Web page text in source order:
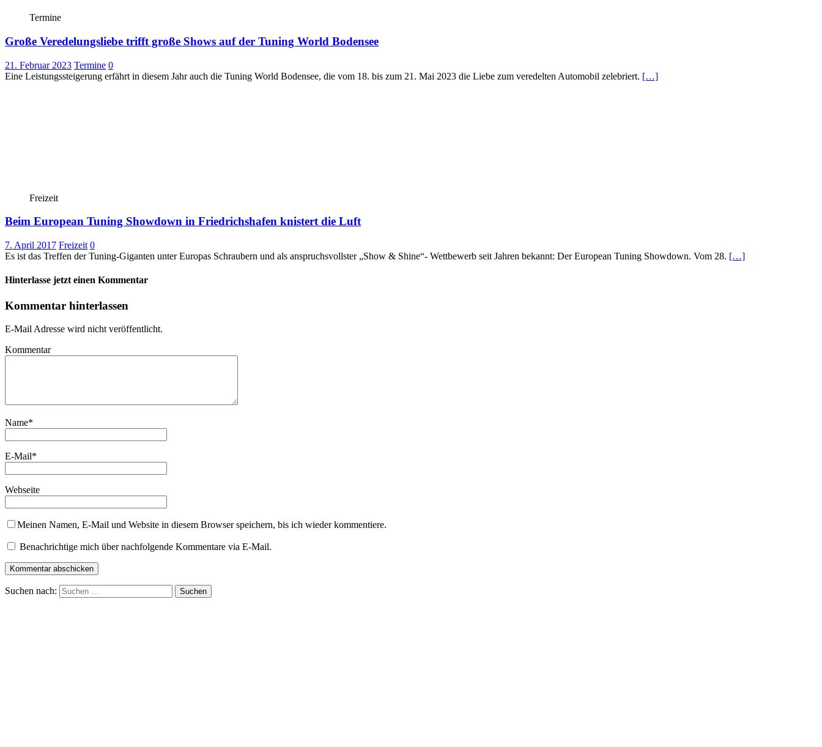
Termine
Große Veredelungsliebe trifft große Shows auf der Tuning World Bodensee
21. Februar 2023 Termine 0
Eine Leistungssteigerung erfährt in diesem Jahr auch die Tuning World Bodensee, die vom 18. bis zum 21. Mai 2023 die Liebe zum veredelten Automobil zelebriert. […]
Freizeit
Beim European Tuning Showdown in Friedrichshafen knistert die Luft
7. April 2017 Freizeit 0
Es ist das Treffen der Tuning-Giganten unter Europas Schraubern und als anspruchsvollster „Show & Shine“- Wettbewerb seit Jahren bekannt: Der European Tuning Showdown. Vom 28. […]
Hinterlasse jetzt einen Kommentar
Kommentar hinterlassen
E-Mail Adresse wird nicht veröffentlicht.
Kommentar
Name*
E-Mail*
Webseite
Meinen Namen, E-Mail und Website in diesem Browser speichern, bis ich wieder kommentiere.
Benachrichtige mich über nachfolgende Kommentare via E-Mail.
Suchen nach: